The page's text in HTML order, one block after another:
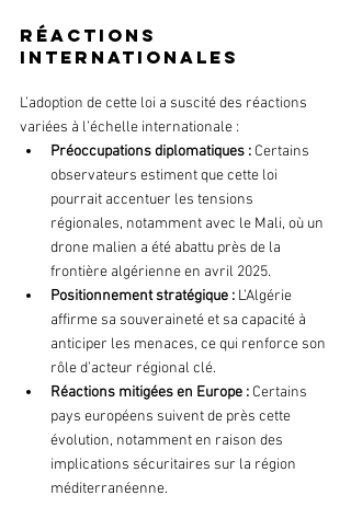
Réactions
internationales
L’adoption de cette loi a suscité des réactions
variées à l’échelle internationale :
Préoccupations diplomatiques : Certains
observateurs estiment que cette loi
pourrait accentuer les tensions
régionales, notamment avec le Mali, où un
drone malien a été abattu près de la
frontière algérienne en avril 2025.
Positionnement stratégique : L’Algérie
affirme sa souveraineté et sa capacité à
anticiper les menaces, ce qui renforce son
rôle d’acteur régional clé.
Réactions mitigées en Europe : Certains
pays européens suivent de près cette
évolution, notamment en raison des
implications sécuritaires sur la région
méditerranéenne.